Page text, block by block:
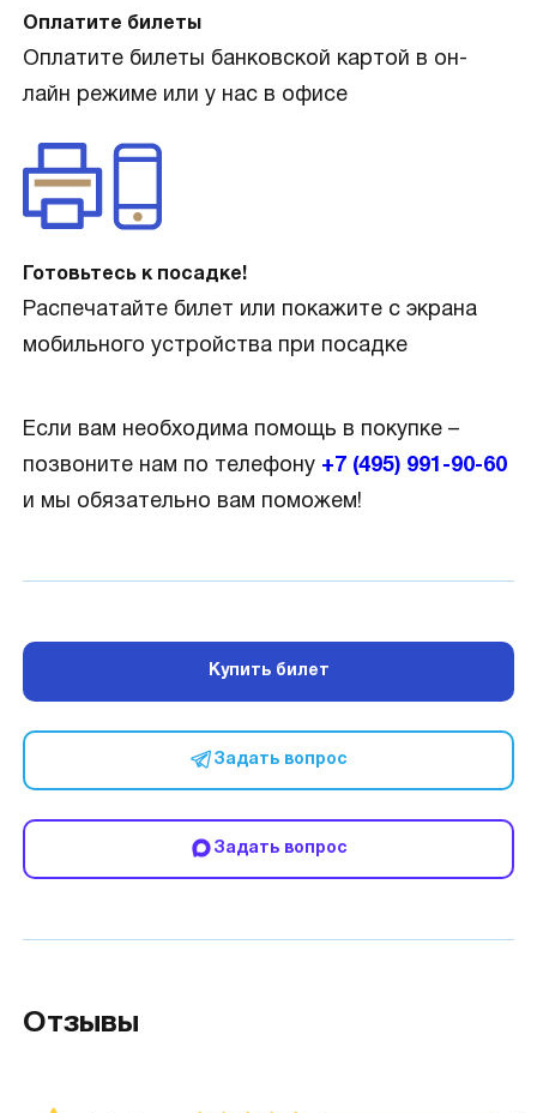
Оплатите билеты
Оплатите билеты банковской картой в он-
лайн режиме или у нас в офисе
Готовьтесь к посадке!
Распечатайте билет или покажите с экрана
мобильного устройства при посадке
Если вам необходима помощь в покупке –
позвоните нам по телефону +7 (495) 991-90-60
и мы обязательно вам поможем!
Купить билет
Задать вопрос
Задать вопрос
Отзывы